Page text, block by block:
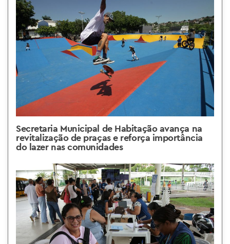
Secretaria Municipal de Habitação avança na
revitalização de praças e reforça importância
do lazer nas comunidades